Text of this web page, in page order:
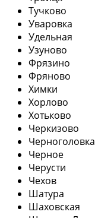
Тучково
Уваровка
Удельная
Узуново
Фрязино
Фряново
Химки
Хорлово
Хотьково
Черкизово
Черноголовка
Черное
Черусти
Чехов
Шатура
Шаховская